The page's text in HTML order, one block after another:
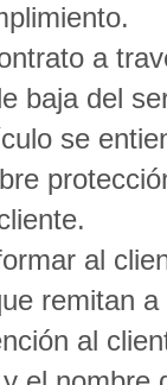
a
baja del
se
al
remitan
al